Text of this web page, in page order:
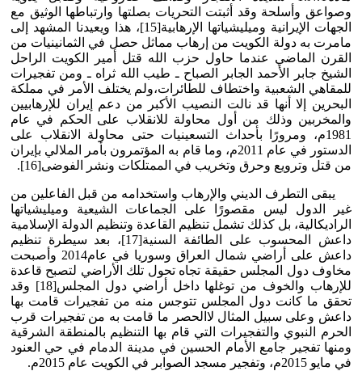
وصواعق وأسلحة وقد أثبتت التحريات بصلتها وارتباطها الوثيق مع
الجهات الإيرانية وميليشياتها الإرهابية[15]، هذا ويعيدنا المشهد إلى
مامرت به دولة الكويت من إرهاب مماثل حصل في الثمانينيات من
القرن الماضي عندما حاول حزب الله قتل أمير الكويت الراحل
الشيخ جابر الأحمد الجابر الصباح ـ طيب الله ثراه ـ ومن تفجيرات
للمقاهي الشعبية واختطاف للطائرات،ولم يختلف الأمر في مملكة
البحرين إلا أنها قد نالت النصيب الأكبر من دعم إيران للإرهابيين
والمخربين وذلك من أول محاولة للانقلاب على الحكم في عام
1981م، ومرورًا بأحداث التسعينيات حتى محاولة الانقلاب على
الدستور في عام 2011م، وما قام به المؤتمرون بأمر الملالي بإيران
من قتل وترويع وحرق وتخريب في الممتلكات ونشر الفوضى[16].
يبقى التطرف الديني والإرهاب واستخدامه من قبل الفاعلين من
غير الدول ليس مقصورًا على الجماعات الشيعية وميليشياتها
الراديكالية، بل كذلك تشمل تنظيم القاعدة وتنظيم الدولة الإسلامية
داعش المحسوب على الطائفة السنية[17]، بعد سيطرة تنظيم
داعش على أراضي شمال العراق وسوريا في عام2014 وأصبحت
مخاوف دول المجلس حقيقة تجاه تحول تلك الأراضي لتصبح قاعدة
للإرهاب والخوف من توغلها داخل أراضي دول المجلس[18] وقد
تحقق ما كانت دول المجلس تتوجس منه من تفجيرات قامت بها
داعش وعلى سبيل المثال لاالحصر ما قامت به من تفجيرات قرب
الحرم النبوي والتفجيرات التي قام بها التنظيم بالمنطقة الشرقية
ومنها تفجير جامع الأمام الحسين في مدينة الدمام في حي العنود
في مايو 2015م، وتفجير مسجد الصوابر في الكويت عام 2015م.